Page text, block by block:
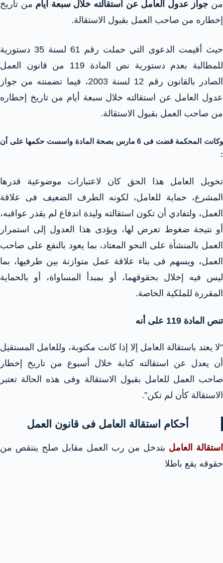
من جواز عدول العامل عن استقالته خلال سبعة أيام من تاريخ
إخطاره من صاحب العمل بقبول الاستقالة.
حيث أقيمت الدعوى التي حملت رقم 61 لسنة 35 دستورية
للمطالبة بعدم دستورية نص المادة 119 من قانون العمل
الصادر بالقانون رقم 12 لسنة 2003، فيما تضمنته من جواز
عدول العامل عن استقالته خلال سبعة أيام من تاريخ إخطاره
من صاحب العمل بقبول الاستقالة.
وكانت المحكمة قضت فى 6 مارس بصحة المادة واسست حكمها على أن
:
تخويل العامل هذا الحق كان لاعتبارات موضوعية قدرها
المشرع، حماية للعامل، لكونه الطرف الضعيف فى علاقة
العمل، ولتفادي أن تكون استقالته وليدة اندفاع لم يقدر عواقبه،
أو نتيجة ضغوط تعرض لها، ويؤدى هذا العدول إلى استمرار
العمل بالمنشأة على النحو المعتاد، بما يعود بالنفع على صاحب
العمل، ويسهم فى بناء علاقة عمل متوازنة بين طرفيها، بما
ليس فيه إخلال بحقوقهما، أو بمبدأ المساواة، أو بالحماية
المقررة للملكية الخاصة.
تنص المادة 119 على أنه
“لا يعتد باستقالة العامل إلا إذا كانت مكتوبة، وللعامل المستقيل
أن يعدل عن استقالته كتابة خلال أسبوع من تاريخ إخطار
صاحب العمل للعامل بقبول الاستقالة وفى هذه الحالة تعتبر
الاستقالة كأن لم تكن”.
أحكام استقالة العامل فى قانون العمل
استقالة العامل بتدخل من رب العمل مقابل صلح ينتقص من
حقوقه يقع باطلا